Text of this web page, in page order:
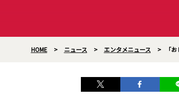
HOME > ニュース > エンタメニュース > 「